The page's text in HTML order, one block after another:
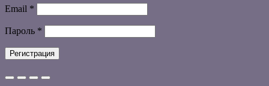
Email *
Пароль *
Регистрация